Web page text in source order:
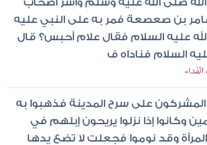
صلى الله عليه وسلم وأسر أصحاب
بن صعصعة فمر به على النبي عليه
عليه السلام فقال علام أحبس؟ قال
السلام فناداه ف
على سرح المدينة فذهبوا به
وكانوا إذا نزلوا يريحون إبلهم في
وقد نوموا فجعلت لا تضع يدها